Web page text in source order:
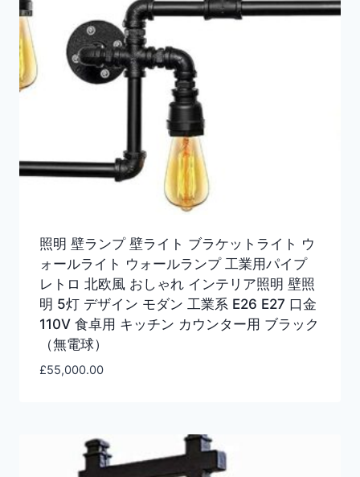
照明 壁ランプ 壁ライト ブラケットライト ウ
ォールライト ウォールランプ 工業用パイプ
レトロ 北欧風 おしゃれ インテリア照明 壁照
明 5灯 デザイン モダン 工業系 E26 E27 口金
110V 食卓用 キッチン カウンター用 ブラック
（無電球）
£55,000.00